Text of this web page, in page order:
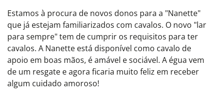
Estamos à procura de novos donos para a "Nanette"
que já estejam familiarizados com cavalos. O novo "lar
para sempre" tem de cumprir os requisitos para ter
cavalos. A Nanette está disponível como cavalo de
apoio em boas mãos, é amável e sociável. A égua vem
de um resgate e agora ficaria muito feliz em receber
algum cuidado amoroso!